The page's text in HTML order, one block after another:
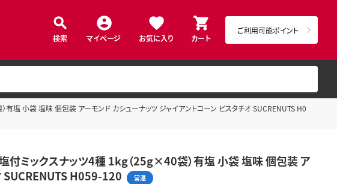
検索 マイページ お気に入り カート
ご利用可能ポイント
塩 小袋 塩味 個包装 アーモンド カシューナッツ ジャイアントコーン ピスタチオ SUCRENUTS H0
付ミックスナッツ4種 1kg（25g×40袋）有塩 小袋 塩味 個包装 ア
SUCRENUTS H059-120
常温